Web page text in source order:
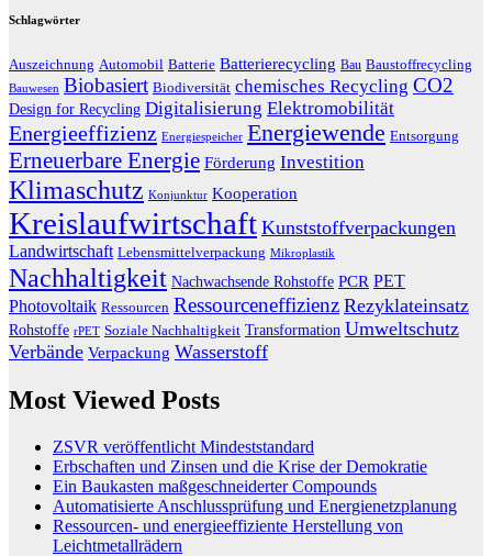
Schlagwörter
Auszeichnung Automobil Batterie Batterierecycling Bau Baustoffrecycling
Bauwesen Biobasiert Biodiversität chemisches Recycling CO2
Design for Recycling Digitalisierung Elektromobilität
Energieeffizienz Energiespeicher Energiewende Entsorgung
Erneuerbare Energie Förderung Investition
Klimaschutz Konjunktur Kooperation
Kreislaufwirtschaft Kunststoffverpackungen
Landwirtschaft Lebensmittelverpackung Mikroplastik
Nachhaltigkeit Nachwachsende Rohstoffe PCR PET
Photovoltaik Ressourcen Ressourceneffizienz Rezyklateinsatz
Rohstoffe rPET Soziale Nachhaltigkeit Transformation Umweltschutz
Verbände Verpackung Wasserstoff
Most Viewed Posts
ZSVR veröffentlicht Mindeststandard
Erbschaften und Zinsen und die Krise der Demokratie
Ein Baukasten maßgeschneiderter Compounds
Automatisierte Anschlussprüfung und Energienetzplanung
Ressourcen- und energieeffiziente Herstellung von
Leichtmetallrädern